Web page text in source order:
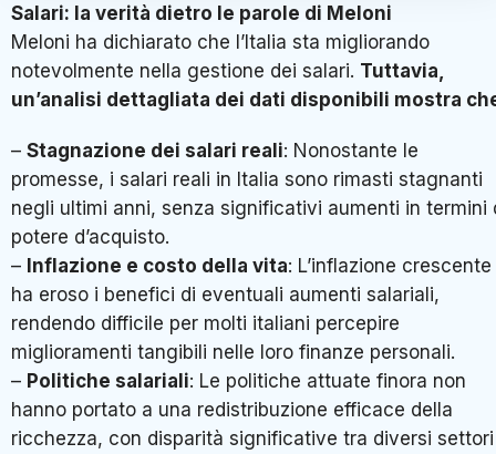
Salari: la verità dietro le parole di Meloni
Meloni ha dichiarato che l’Italia sta migliorando
notevolmente nella gestione dei salari. Tuttavia,
un’analisi dettagliata dei dati disponibili mostra
– Stagnazione dei salari reali: Nonostante le
promesse, i salari reali in Italia sono rimasti stagnanti
negli ultimi anni, senza significativi aumenti in termini
potere d’acquisto.
– Inflazione e costo della vita: L’inflazione crescente
ha eroso i benefici di eventuali aumenti salariali,
rendendo difficile per molti italiani percepire
miglioramenti tangibili nelle loro finanze personali.
– Politiche salariali: Le politiche attuate finora non
hanno portato a una redistribuzione efficace della
ricchezza, con disparità significative tra diversi settori